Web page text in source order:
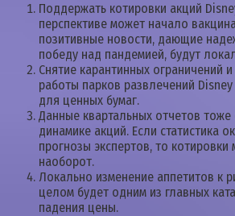
Поддержать котировки акций
перспективе может начало
позитивные новости, дающие
победу над пандемией, будут
Снятие карантинных ограничений
работы парков развлечений
для ценных бумаг.
Данные квартальных отчетов тоже
динамике акций. Если статистика
прогнозы экспертов, то котировки
наоборот.
Локально изменение аппетитов к
целом будет одним из главных
падения цены.